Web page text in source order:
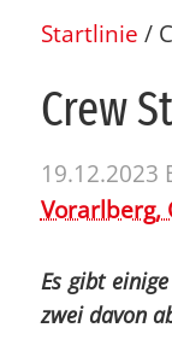
Startlinie /
Crew
19.12.2023
Vorarlberg,
Es gibt
zwei davon